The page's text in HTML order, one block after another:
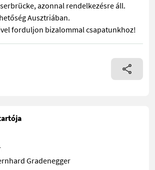
azonnal rendelkezésre áll.
Ausztriában.
forduljon bizalommal csapatunkhoz!
rotációs takarmányszállító, 32 késes
Gradenegger